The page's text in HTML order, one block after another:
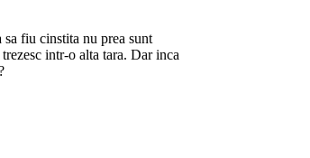
sa fiu cinstita nu prea sunt
intr-o alta tara. Dar inca